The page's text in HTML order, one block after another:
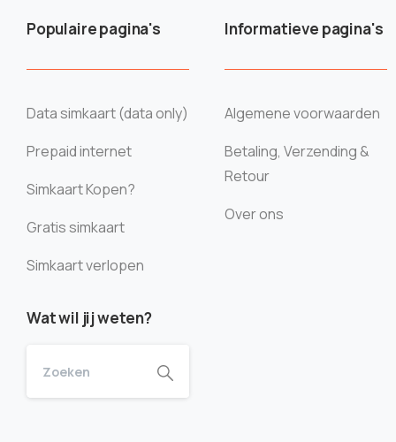
Populaire pagina's
Data simkaart (data only)
Prepaid internet
Simkaart Kopen?
Gratis simkaart
Simkaart verlopen
Informatieve pagina's
Algemene voorwaarden
Betaling, Verzending &
Retour
Over ons
Wat wil jij weten?